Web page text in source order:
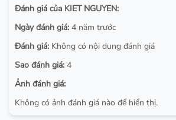
Đánh giá của KIET NGUYEN:
Ngày đánh giá: 4 năm trước
Đánh giá: Không có nội dung đánh giá
Sao đánh giá: 4
Ảnh đánh giá:
Không có ảnh đánh giá nào để hiển thị.